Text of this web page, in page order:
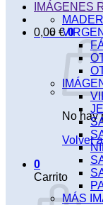
0,00 € 0
No hay
Volver
0
Carrito
IMÁGENES
MÁS